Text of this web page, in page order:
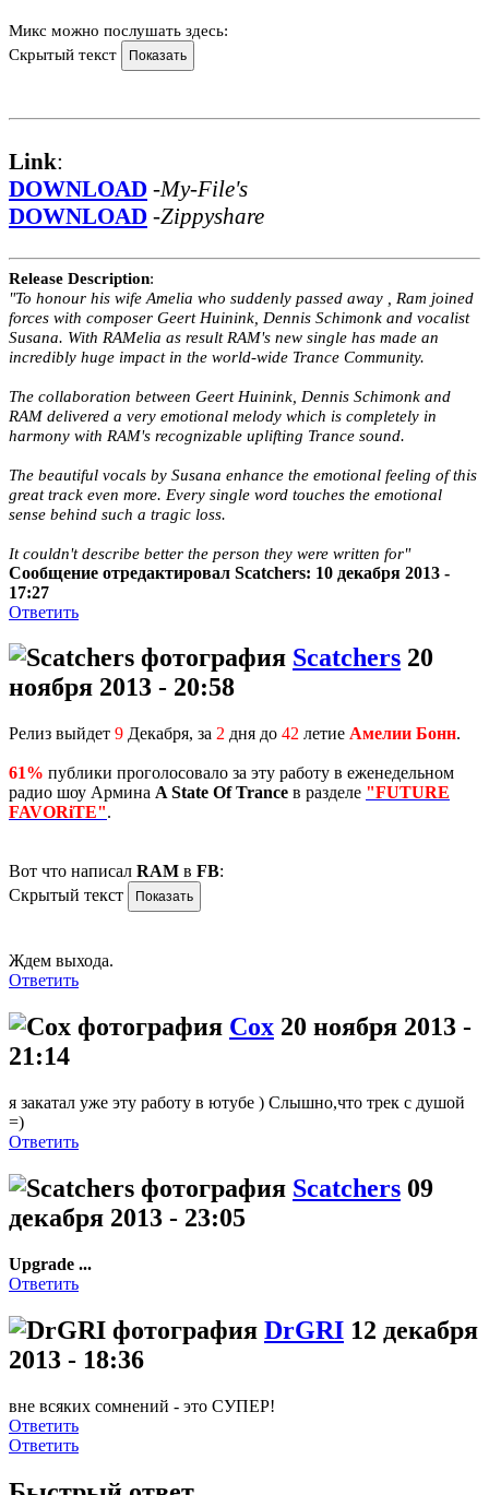
Микс можно послушать здесь:
Скрытый текст
Link:
DOWNLOAD -My-File's
DOWNLOAD -Zippyshare
Release Description:
"To honour his wife Amelia who suddenly passed away , Ram joined
forces with composer Geert Huinink, Dennis Schimonk and vocalist
Susana. With RAMelia as result RAM's new single has made an
incredibly huge impact in the world-wide Trance Community.
The collaboration between Geert Huinink, Dennis Schimonk and
RAM delivered a very emotional melody which is completely in
harmony with RAM's recognizable uplifting Trance sound.
The beautiful vocals by Susana enhance the emotional feeling of this
great track even more. Every single word touches the emotional
sense behind such a tragic loss.
It couldn't describe better the person they were written for"
Сообщение отредактировал Scatchers: 10 декабря 2013 -
17:27
Ответить
Scatchers 20
ноября 2013 - 20:58
Релиз выйдет 9 Декабря, за 2 дня до 42 летие Амелии Бонн.
61% публики проголосовало за эту работу в еженедельном
радио шоу Армина A State Of Trance в разделе "FUTURE
FAVORiTE".
Вот что написал RAM в FB:
Скрытый текст
Ждем выхода.
Ответить
Cox 20 ноября 2013 -
21:14
я закатал уже эту работу в ютубе ) Слышно,что трек с душой
=)
Ответить
Scatchers 09
декабря 2013 - 23:05
Upgrade ...
Ответить
DrGRI 12 декабря
2013 - 18:36
вне всяких сомнений - это СУПЕР!
Ответить
Ответить